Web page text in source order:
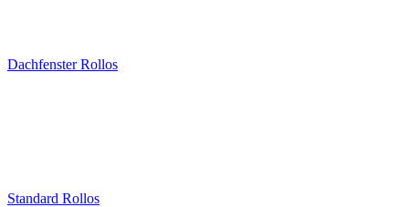
Dachfenster Rollos
Standard Rollos